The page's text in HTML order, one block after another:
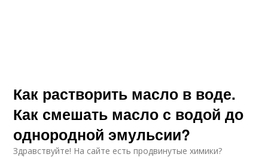
Как растворить масло в воде.
Как смешать масло с водой до
однородной эмульсии?
Здравствуйте! На сайте есть продвинутые химики?